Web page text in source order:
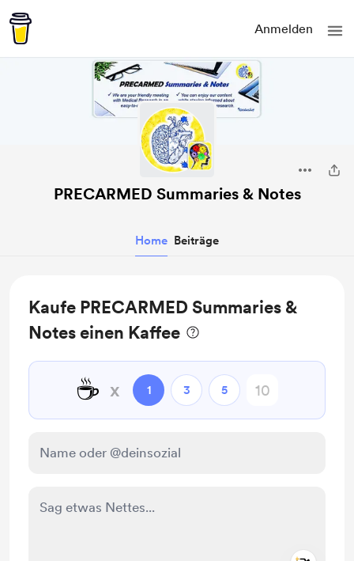
Anmelden
PRECARMED Summaries & Notes
Home Beiträge
Kaufe PRECARMED Summaries &
Notes einen Kaffee
☕ x 1 3 5